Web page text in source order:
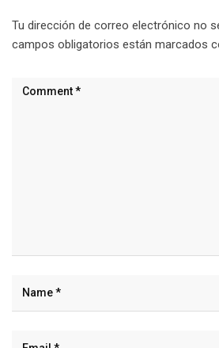
Tu dirección de correo electrónico no
campos obligatorios están marcados